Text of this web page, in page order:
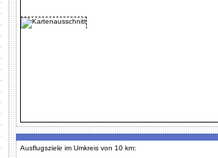
Ausflugsziele im Umkreis von 10 km: